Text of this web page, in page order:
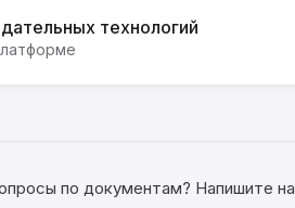
технологий
по документам? Напишите на